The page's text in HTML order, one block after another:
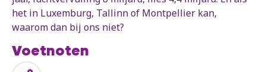
het in Luxemburg, Tallinn of Montpellier kan,
waarom dan bij ons niet?
Voetnoten